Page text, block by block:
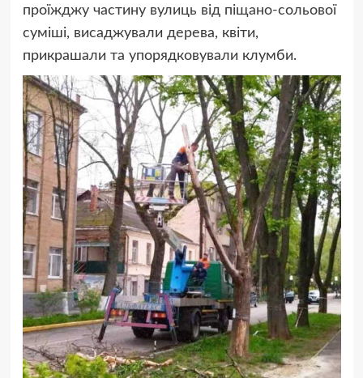
проїжджу частину вулиць від піщано-сольової
суміші, висаджували дерева, квіти,
прикрашали та упорядковували клумби.